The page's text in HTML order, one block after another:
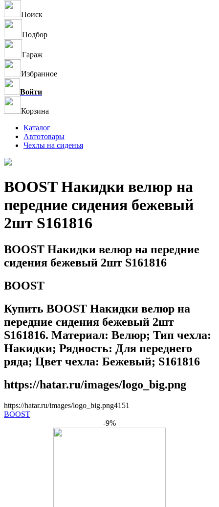
Поиск
Подбор
Гараж
Избранное
Войти
Корзина
Каталог
Автотовары
Чехлы на сиденья
BOOST Накидки велюр на
передние сидения бежевый
2шт S161816
BOOST Накидки велюр на передние
сидения бежевый 2шт S161816
BOOST
Купить BOOST Накидки велюр на
передние сидения бежевый 2шт
S161816. Материал: Велюр; Тип чехла:
Накидки; Рядность: Для переднего
ряда; Цвет чехла: Бежевый; S161816
https://hatar.ru/images/logo_big.png
https://hatar.ru/images/logo_big.png41 51
BOOST
-9%